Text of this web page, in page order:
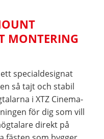
MONTERING
specialdesignat
så tajt och stabil
i XTZ Cinema-
för dig som vill
direkt på